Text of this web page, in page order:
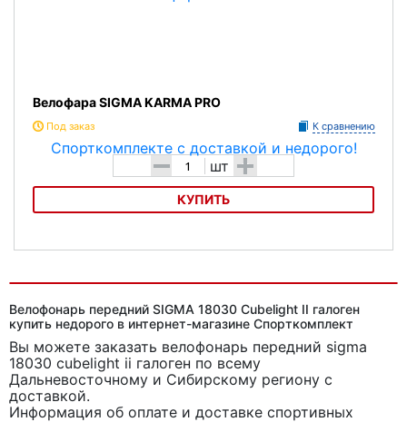
Велофара SIGMA KARMA PRO
Под заказ К сравнению
- шт +
КУПИТЬ
Велофонарь передний SIGMA 18030 Cubelight II галоген
купить недорого в интернет-магазине Спорткомплект
Вы можете заказать велофонарь передний sigma
18030 cubelight ii галоген по всему
Дальневосточному и Сибирскому региону с
доставкой.
Информация об оплате и доставке спортивных